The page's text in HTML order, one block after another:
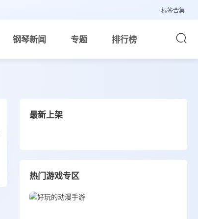
标签合集
钢琴新闻 专题 排行榜
最新上架
热门游戏专区